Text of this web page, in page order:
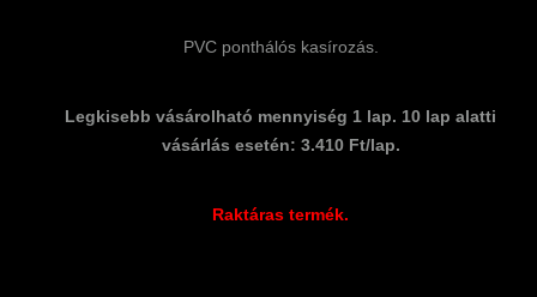
PVC ponthálós kasírozás.
Legkisebb vásárolható mennyiség 1 lap. 10 lap alatti
vásárlás esetén: 3.410 Ft/lap.
Raktáras termék.